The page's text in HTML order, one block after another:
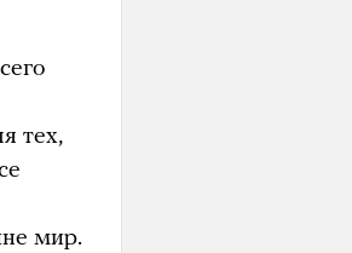
тех,
мир.